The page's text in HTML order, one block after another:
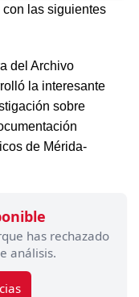
las siguientes
del Archivo
la interesante
sobre
de Mérida-
has rechazado
análisis.